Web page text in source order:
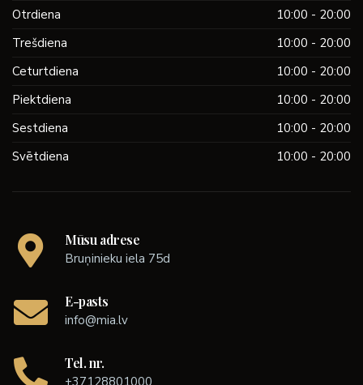
Otrdiena
10:00 - 20:00
Trešdiena
10:00 - 20:00
Ceturtdiena
10:00 - 20:00
Piektdiena
10:00 - 20:00
Sestdiena
10:00 - 20:00
Svētdiena
10:00 - 20:00
Mūsu adrese
Bruņinieku iela 75d
E-pasts
info@mia.lv
Tel. nr.